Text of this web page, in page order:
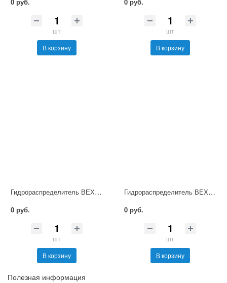
шт
В корзину
шт
В корзину
Гидрораспределитель ВЕХ16.574А Г24 НМ УХЛ4
0 руб.
шт
В корзину
Гидрораспределитель ВЕХ16.44-В Г24 НМ УХЛ4
0 руб.
шт
В корзину
Полезная информация